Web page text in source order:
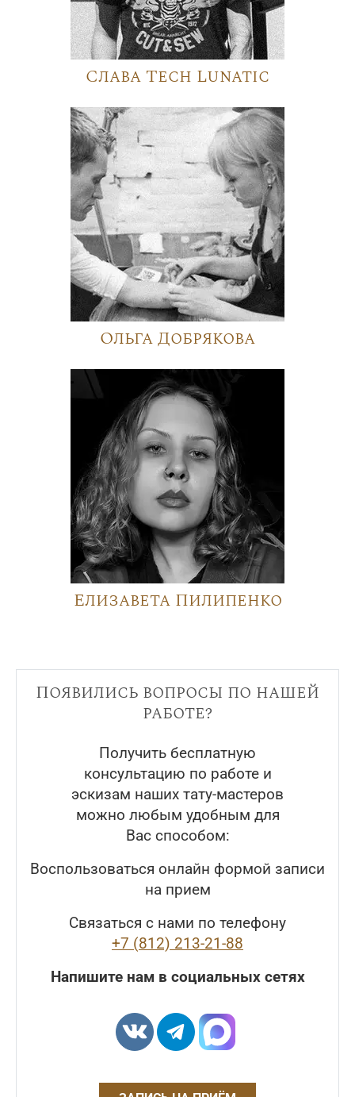
Слава Tech Lunatic
Ольга Добрякова
Елизавета Пилипенко
Появились вопросы по нашей
работе?
Получить бесплатную
консультацию по работе и
эскизам наших тату-мастеров
можно любым удобным для
Вас способом:
Воспользоваться онлайн формой записи
на прием
Связаться с нами по телефону
+7 (812) 213-21-88
Напишите нам в социальных сетях